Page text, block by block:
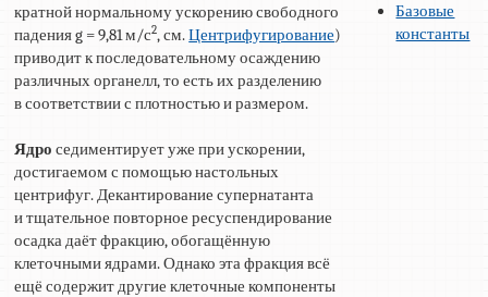
кратной нормальному ускорению свободного
падения g = 9,81 м/с2, см.Центрифугирование)
приводит к последовательному осаждению
различных органелл, то есть их разделению
в соответствии с плотностью и размером.
Ядро седиментирует уже при ускорении,
достигаемом с помощью настольных
центрифуг. Декантирование супернатанта
и тщательное повторное ресуспендирование
осадка даёт фракцию, обогащённую
клеточными ядрами. Однако эта фракция всё
ещё содержит другие клеточные компоненты
Базовые
константы